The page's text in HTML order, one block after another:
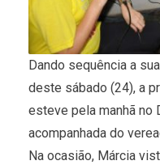
Dando sequência a
deste sábado (24), a
esteve pela manhã no
acompanhada do
Na ocasião, Márcia